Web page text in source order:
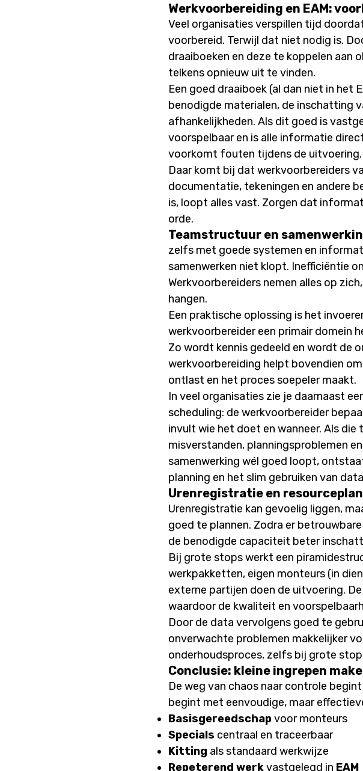
Werkvoorbereiding en EAM:
Veel organisaties verspillen tijd
voorbereid. Terwijl dat niet nodig is.
draaiboeken en deze te koppelen aan
telkens opnieuw uit te vinden.
Een goed draaiboek (al dan niet in het
benodigde materialen, de inschatting
afhankelijkheden. Als dit goed is
voorspelbaar en is alle informatie
voorkomt fouten tijdens de uitvoering.
Daar komt bij dat werkvoorbereiders
documentatie, tekeningen en andere
is, loopt alles vast. Zorgen dat
orde.
Teamstructuur en
zelfs met goede systemen en
samenwerken niet klopt. Inefficiëntie
Werkvoorbereiders nemen alles op
hangen.
Een praktische oplossing is het
werkvoorbereider een primair domein
Zo wordt kennis gedeeld en wordt de
werkvoorbereiding helpt bovendien
ontlast en het proces soepeler maakt.
In veel organisaties zie je daarnaast
scheduling: de werkvoorbereider
invult wie het doet en wanneer. Als
misverstanden, planningsproblemen
samenwerking wél goed loopt,
planning en het slim gebruiken van
Urenregistratie en
Urenregistratie kan gevoelig liggen,
goed te plannen. Zodra er
de benodigde capaciteit beter
Bij grote stops werkt een
werkpakketten, eigen monteurs (in
externe partijen doen de uitvoering.
waardoor de kwaliteit en
Door de data vervolgens goed te
onverwachte problemen makkelijker
onderhoudsproces, zelfs bij grote
Conclusie: kleine ingrepen
De weg van chaos naar controle
begint met eenvoudige, maar
Basisgereedschapvoor monteurs
Specials centraal en traceerbaar
Kitting als standaard werkwijze
Repeterend werkvastgelegd in EAM